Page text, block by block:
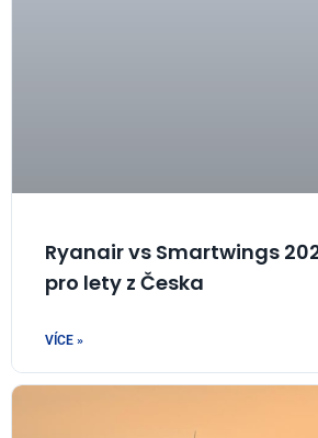
Ryanair vs Smartwings
pro lety z Česka
VÍCE »